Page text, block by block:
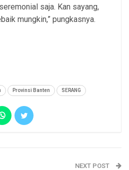
saja. Kan sayang,
mungkin,” pungkasnya.
Provinsi Banten SERANG
NEXT POST